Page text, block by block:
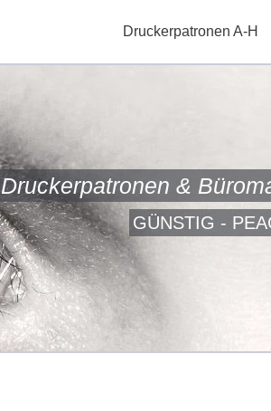
Druckerpatronen A-H
Druckerpatronen &
GÜNSTIG -